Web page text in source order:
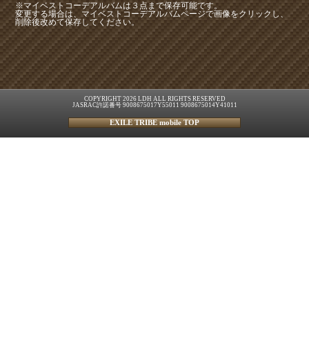
※マイベストコーデアルバムは３点まで保存可能です。
変更する場合は、マイベストコーデアルバムページで画像をクリックし、
削除後改めて保存してください。
COPYRIGHT 2026 LDH ALL RIGHTS RESERVED
JASRAC許諾番号 9008675017Y55011 9008675014Y41011
EXILE TRIBE mobile TOP